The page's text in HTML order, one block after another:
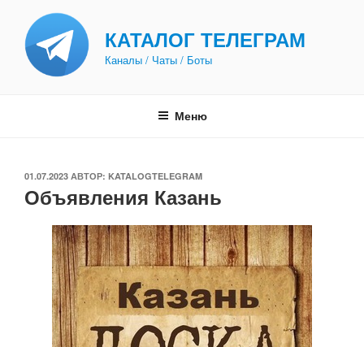
содержимому
КАТАЛОГ ТЕЛЕГРАМ
Каналы / Чаты / Боты
Меню
ОПУБЛИКОВАНО
01.07.2023 АВТОР: KATALOGTELEGRAM
Объявления Казань